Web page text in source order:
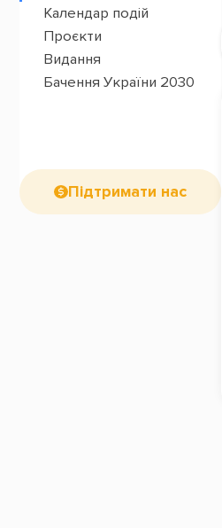
Календар подій
Проєкти
Видання
Бачення України 2030
Підтримати нас